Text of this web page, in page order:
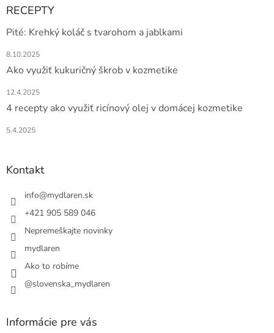
RECEPTY
Pité: Krehký koláč s tvarohom a jablkami
8.10.2025
Ako využiť kukuričný škrob v kozmetike
12.4.2025
4 recepty ako využiť ricínový olej v domácej kozmetike
5.4.2025
Kontakt
info@mydlaren.sk
+421 905 589 046
Nepremeškajte novinky
mydlaren
Ako to robíme
@slovenska_mydlaren
Informácie pre vás